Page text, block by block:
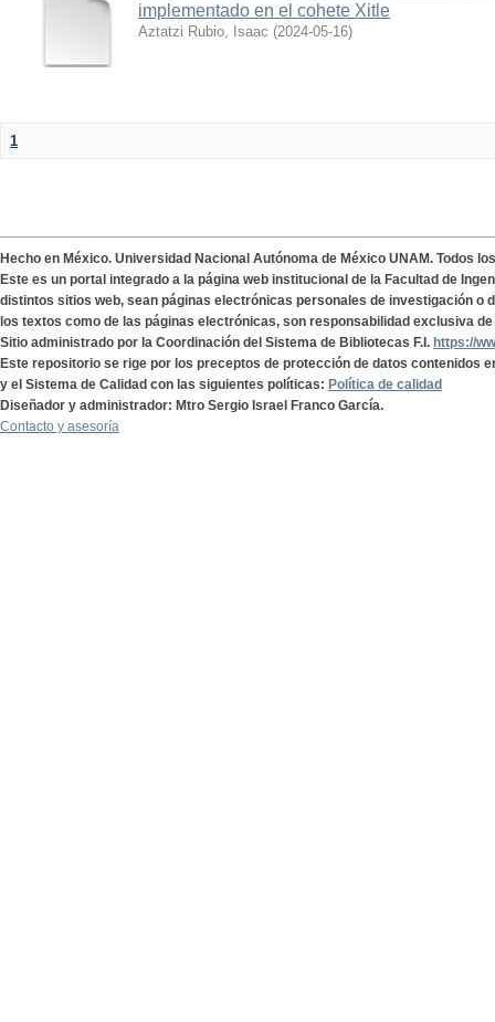
implementado en el cohete Xitle
Aztatzi Rubio, Isaac (2024-05-16)
1
Hecho en México. Universidad Nacional Autónoma de México UNAM. Todos
Este es un portal integrado a la página web institucional de la Facultad de
distintos sitios web, sean páginas electrónicas personales de investigación o
los textos como de las páginas electrónicas, son responsabilidad exclusiva
Sitio administrado por la Coordinación del Sistema de Bibliotecas F.I. https://
Este repositorio se rige por los preceptos de protección de datos contenidos
y el Sistema de Calidad con las siguientes políticas: Política de calidad
Diseñador y administrador: Mtro Sergio Israel Franco García.
Contacto y asesoría